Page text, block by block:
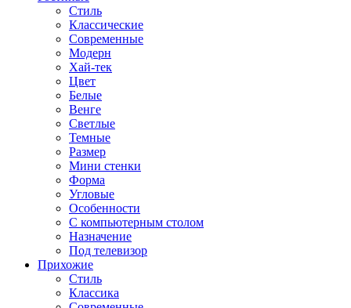
Стиль
Классические
Современные
Модерн
Хай-тек
Цвет
Белые
Венге
Светлые
Темные
Размер
Мини стенки
Форма
Угловые
Особенности
С компьютерным столом
Назначение
Под телевизор
Прихожие
Стиль
Классика